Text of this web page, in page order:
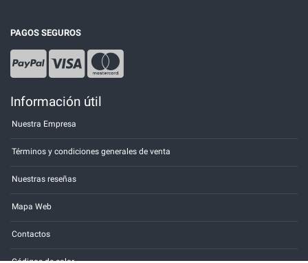
PAGOS SEGUROS
Información útil
Nuestra Empresa
Términos y condiciones generales de venta
Nuestras reseñas
Mapa Web
Contactos